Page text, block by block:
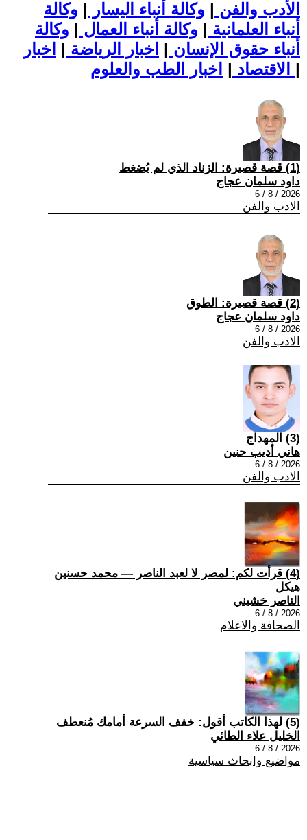
الأدب والفن | وكالة أنباء اليسار | وكالة
أنباء العلمانية | وكالة أنباء العمال | وكالة
أنباء حقوق الإنسان | اخبار الرياضة | اخبار
الاقتصاد | |
(1) قصة قصيرة: الزناد الذي لم يُضغط
داود سلمان عجاج
2026 / 8 / 6
الادب والفن
(2) قصة قصيرة: الطوق
داود سلمان عجاج
2026 / 8 / 6
الادب والفن
(3) المهداج
هاني أديب حنين
2026 / 8 / 6
الادب والفن
(4) قرأت لكم: لمصر لا لعبد الناصر — محمد حسنين
هيكل
الناصر خشيني
2026 / 8 / 6
الصحافة والاعلام
(5) لهذا الكاتب أقول: خفف السرعة أمامك مُنعطف
الخليل علاء الطائي
2026 / 8 / 6
مواضيع وابحاث سياسية